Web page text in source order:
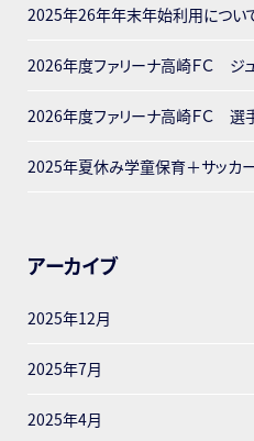
2025年26年年末年始利用につい
2026年度ファリーナ高崎ＦＣ ジ
2026年度ファリーナ高崎ＦＣ 選
2025年夏休み学童保育＋サッカ
アーカイブ
2025年12月
2025年7月
2025年4月